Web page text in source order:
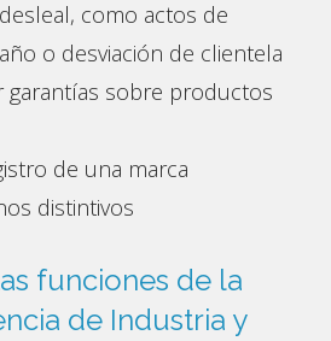
como actos de
o desviación de clientela
garantías sobre productos
de una marca
distintivos
funciones de la
de Industria y